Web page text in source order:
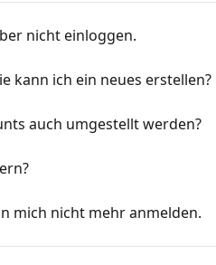
nicht einloggen.
kann ich ein neues erstellen?
auch umgestellt werden?
mich nicht mehr anmelden.